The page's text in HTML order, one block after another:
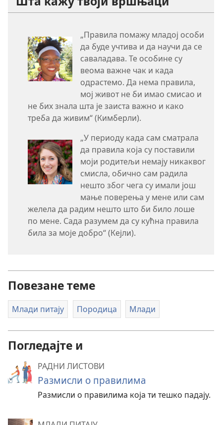
„Правила помажу младој особи
да буде учтива и да научи да се
саваладава. Те особине су
веома важне чак и када
одрастемо. Да нема правила,
мој живот не би имао смисао и
не бих знала шта је заиста важно и како
треба да живим“ (Кимберли).
„У периоду када сам сматрала
да правила која су поставили
моји родитељи немају никаквог
смисла, обично сам радила
нешто због чега су имали још
мање поверења у мене или сам
желела да радим нешто што би било лоше
по мене. Сада разумем да су кућна правила
била за моје добро“ (Кејли).
Повезане теме
Млади питају Породица Млади
Погледајте и
РАДНИ ЛИСТОВИ
Размисли о правилима
Размисли о правилима која ти тешко падају.